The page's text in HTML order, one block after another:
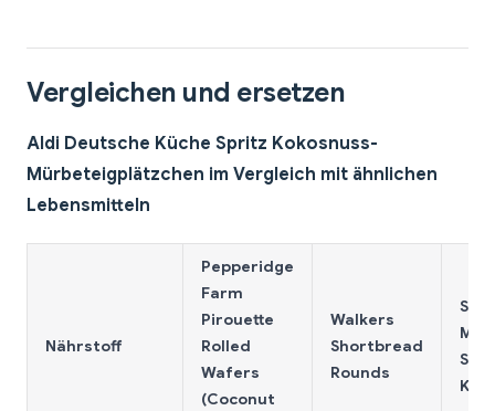
Vergleichen und ersetzen
Aldi Deutsche Küche Spritz Kokosnuss-
Mürbeteigplätzchen im Vergleich mit ähnlichen
Lebensmitteln
Nährstoff
Pepperidge
Farm
Pirouette
Rolled
Wafers
(Coconut
Walkers
Shortbread
Rounds